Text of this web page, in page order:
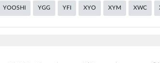
YOOSHI YGG YFI XYO XYM XWC